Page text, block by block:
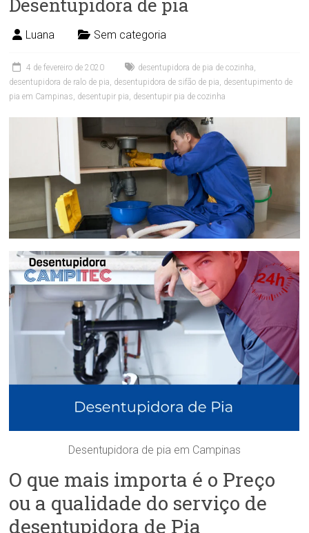
Desentupidora de pia
Luana Sem categoria
4 de fevereiro de 2020 desentupidora de pia de cozinha,
desentupidora de ralo de pia, desentupidora de sifão de pia, desentupimento de
pia em Campinas, desentupir pia, desentupir pia de cozinha
Desentupidora de pia em Campinas
O que mais importa é o Preço
ou a qualidade do serviço de
desentupidora de Pia